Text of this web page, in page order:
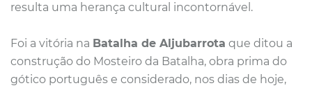
resulta uma herança cultural incontornável.
Foi a vitória na Batalha de Aljubarrota que ditou a
construção do Mosteiro da Batalha, obra prima do
gótico português e considerado, nos dias de hoje,